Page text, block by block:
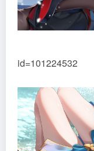
id=101224532